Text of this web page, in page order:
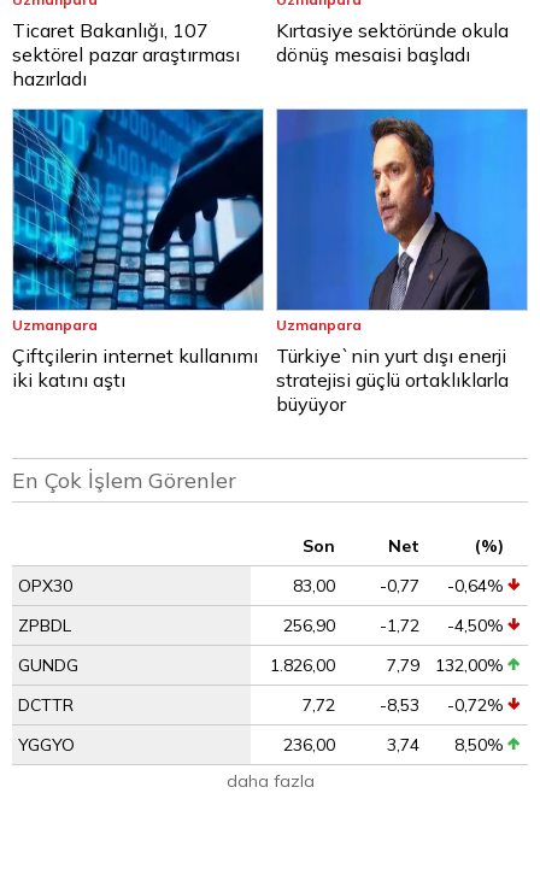
Ticaret Bakanlığı, 107
sektörel pazar araştırması
hazırladı
Kırtasiye sektöründe okula
dönüş mesaisi başladı
Uzmanpara
Çiftçilerin internet kullanımı
iki katını aştı
Uzmanpara
Türkiye`nin yurt dışı enerji
stratejisi güçlü ortaklıklarla
büyüyor
En Çok İşlem Görenler
Son Net
(%)
OPX30
83,00 -0,77
-0,64%
ZPBDL
256,90 -1,72
-4,50%
GUNDG
1.826,00 7,79
132,00%
DCTTR
7,72 -8,53
-0,72%
YGGYO
236,00 3,74
8,50%
daha fazla